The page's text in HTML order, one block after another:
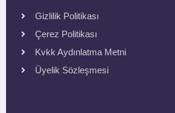
Gizlilik Politikası
Çerez Politikası
Kvkk Aydınlatma Metni
Üyelik Sözleşmesi